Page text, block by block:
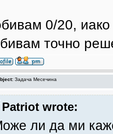
0/20, иако
точно
Задача Месечина
Patriot wrote:
ли да ми